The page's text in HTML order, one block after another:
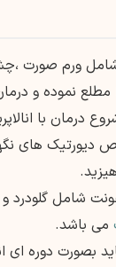
ورم صورت
نموده و
دیورتیک های
شامل
می باشد.